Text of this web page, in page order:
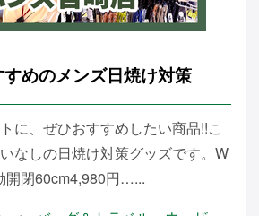
すめのメンズ日焼け対策
に、ぜひおすすめしたい商品!!こ
なしの日焼け対策グッズです。W
開閉60cm4,980円…...